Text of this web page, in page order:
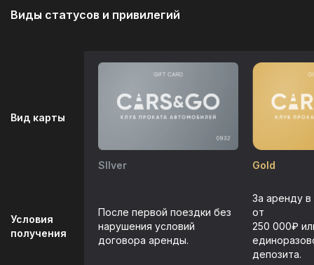
Виды статусов и привилегий
Вид карты
Условия
получения
SIlver Gold
После первой поездки без
нарушения условий
договора аренды.
За аренду в
от
250 000₽
депозита.